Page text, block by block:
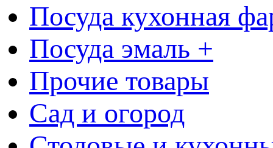
Посуда кухонная
Посуда эмаль +
Прочие товары
Сад и огород